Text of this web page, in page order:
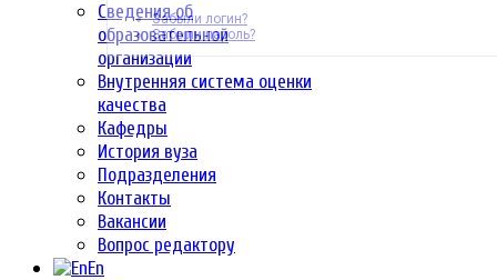
Сведения об
образовательной
организации
Внутренняя система оценки
качества
Кафедры
История вуза
Подразделения
Контакты
Вакансии
Вопрос редактору
En
Забыли логин?
Забыли пароль?